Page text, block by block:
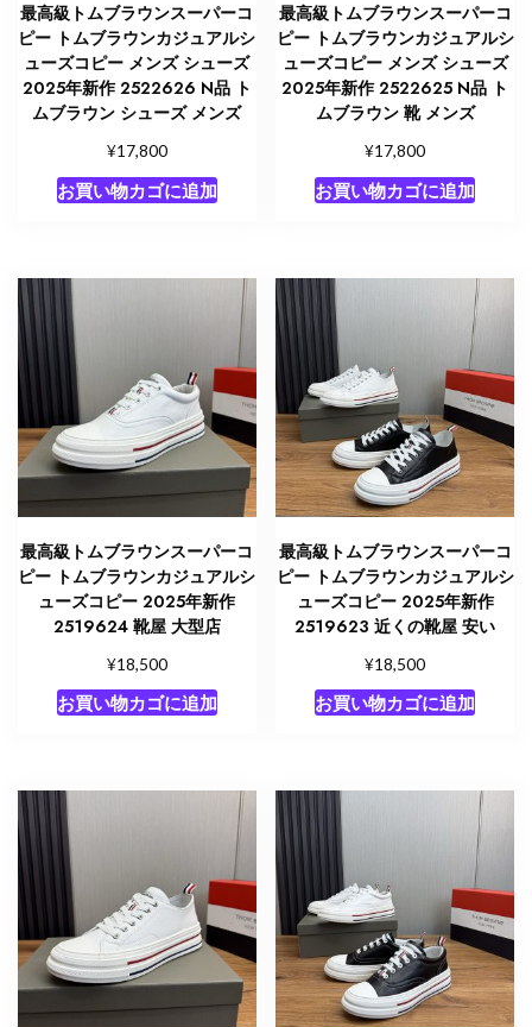
最高級トムブラウンスーパーコ
ピー トムブラウンカジュアルシ
ューズコピー メンズ シューズ
2025年新作 2522626 N品 ト
ムブラウン シューズ メンズ
¥17,800
お買い物カゴに追加
最高級トムブラウンスーパーコ
ピー トムブラウンカジュアルシ
ューズコピー メンズ シューズ
2025年新作 2522625 N品 ト
ムブラウン 靴 メンズ
¥17,800
お買い物カゴに追加
最高級トムブラウンスーパーコ
ピー トムブラウンカジュアルシ
ューズコピー 2025年新作
2519624 靴屋 大型店
¥18,500
お買い物カゴに追加
最高級トムブラウンスーパーコ
ピー トムブラウンカジュアルシ
ューズコピー 2025年新作
2519623 近くの靴屋 安い
¥18,500
お買い物カゴに追加